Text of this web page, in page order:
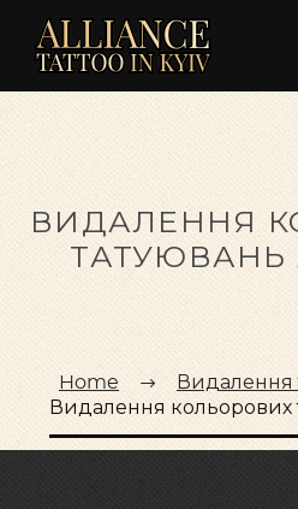
ВИДАЛЕННЯ
ТАТУЮВАНЬ
Home
Видалення
Видалення кольорових